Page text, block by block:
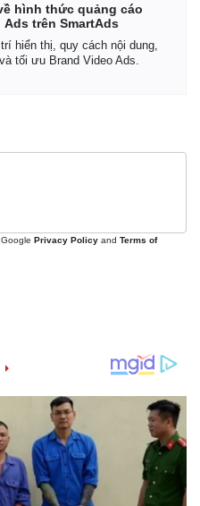
hình thức quảng cáo
Ads trên SmartAds
hiển thị, quy cách nội dung,
tối ưu Brand Video Ads.
Privacy Policy and Terms of